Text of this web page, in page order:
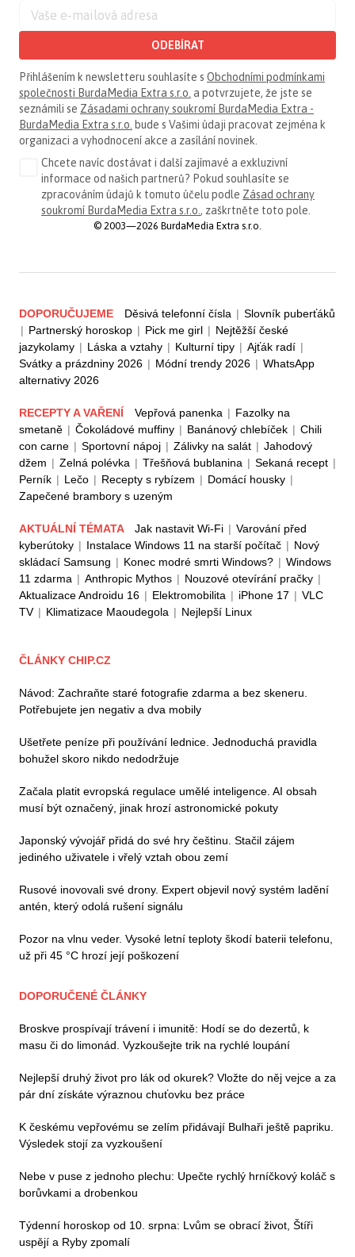
ODEBÍRAT
Přihlášením k newsletteru souhlasíte s Obchodními podmínkami
společnosti BurdaMedia Extra s.r.o. a potvrzujete, že jste se
seznámili se Zásadami ochrany soukromí BurdaMedia Extra -
BurdaMedia Extra s.r.o. bude s Vašimi údaji pracovat zejména k
organizaci a vyhodnocení akce a zasílání novinek.
Chcete navíc dostávat i další zajímavé a exkluzivní
informace od našich partnerů? Pokud souhlasíte se
zpracováním údajů k tomuto účelu podle Zásad ochrany
soukromí BurdaMedia Extra s.r.o. , zaškrtněte toto pole.
© 2003—2026 BurdaMedia Extra s.r.o.
DOPORUČUJEME Děsivá telefonní čísla | Slovník puberťáků
| Partnerský horoskop | Pick me girl | Nejtěžší české
jazykolamy | Láska a vztahy | Kulturní tipy | Ajťák radí |
Svátky a prázdniny 2026 | Módní trendy 2026 | WhatsApp
alternativy 2026
RECEPTY A VAŘENÍ Vepřová panenka | Fazolky na
smetaně | Čokoládové muffiny | Banánový chlebíček | Chili
con carne | Sportovní nápoj | Zálivky na salát | Jahodový
džem | Zelná polévka | Třešňová bublanina | Sekaná recept |
Perník | Lečo | Recepty s rybízem | Domácí housky |
Zapečené brambory s uzeným
AKTUÁLNÍ TÉMATA Jak nastavit Wi-Fi | Varování před
kyberútoky | Instalace Windows 11 na starší počítač | Nový
skládací Samsung | Konec modré smrti Windows? | Windows
11 zdarma | Anthropic Mythos | Nouzové otevírání pračky |
Aktualizace Androidu 16 | Elektromobilita | iPhone 17 | VLC
TV | Klimatizace Maoudegola | Nejlepší Linux
ČLÁNKY CHIP.CZ
Návod: Zachraňte staré fotografie zdarma a bez skeneru.
Potřebujete jen negativ a dva mobily
Ušetřete peníze při používání lednice. Jednoduchá pravidla
bohužel skoro nikdo nedodržuje
Začala platit evropská regulace umělé inteligence. AI obsah
musí být označený, jinak hrozí astronomické pokuty
Japonský vývojář přidá do své hry češtinu. Stačil zájem
jediného uživatele i vřelý vztah obou zemí
Rusové inovovali své drony. Expert objevil nový systém ladění
antén, který odolá rušení signálu
Pozor na vlnu veder. Vysoké letní teploty škodí baterii telefonu,
už při 45 °C hrozí její poškození
DOPORUČENÉ ČLÁNKY
Broskve prospívají trávení i imunitě: Hodí se do dezertů, k
masu či do limonád. Vyzkoušejte trik na rychlé loupání
Nejlepší druhý život pro lák od okurek? Vložte do něj vejce a za
pár dní získáte výraznou chuťovku bez práce
K českému vepřovému se zelím přidávají Bulhaři ještě papriku.
Výsledek stojí za vyzkoušení
Nebe v puse z jednoho plechu: Upečte rychlý hrníčkový koláč s
borůvkami a drobenkou
Týdenní horoskop od 10. srpna: Lvům se obrací život, Štíři
uspějí a Ryby zpomalí